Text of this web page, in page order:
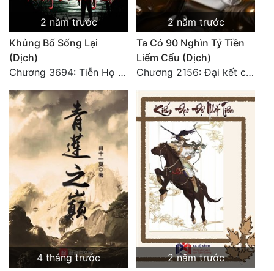
Đam Mỹ
Đẹp
Đẹp Hiệp
Tính Cách Nhân Vật :
Cơ Trí
Sát Phạt Quyết Đoán
Vô Sỉ
Điềm Đạm
2 năm trước
Khủng Bố Sống Lại
(Dịch)
Chương 3694: Tiễn Họ Đoạn Đường Cuối - Hoàn
2 năm trước
Ta Có 90 Nghìn Tỷ Tiền
Liếm Cẩu (Dịch)
Chương 2156: Đại kết cục!!!
4 tháng trước
2 năm trước